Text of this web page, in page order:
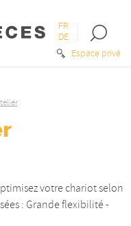
Espace privé
FR
DE
Open
the
votre chariot selon
: Grande flexibilité -